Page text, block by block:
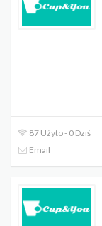
87 Użyto - 0 Dziś
Email